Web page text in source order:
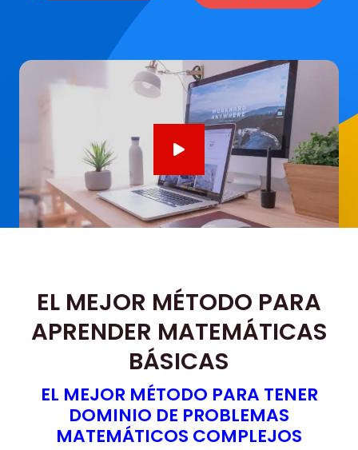
EL MEJOR MÉTODO PARA
APRENDER MATEMÁTICAS
BÁSICAS
EL MEJOR MÉTODO PARA TENER
DOMINIO DE PROBLEMAS
MATEMÁTICOS COMPLEJOS